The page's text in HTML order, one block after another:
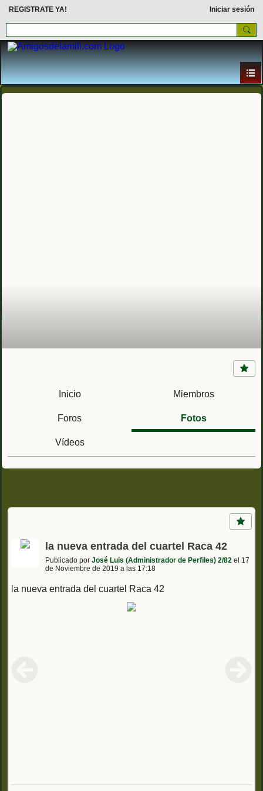
REGISTRATE YA! Iniciar sesión
Cuartel de San Rafael (Córdoba) RACA 42
Regimiento de Artilleria de Campaña nº 42
Inicio Miembros
Foros Fotos
Vídeos
la nueva entrada del cuartel Raca 42
Publicado por José Luis (Administrador de Perfiles) 2/82 el 17
de Noviembre de 2019 a las 17:18
la nueva entrada del cuartel Raca 42